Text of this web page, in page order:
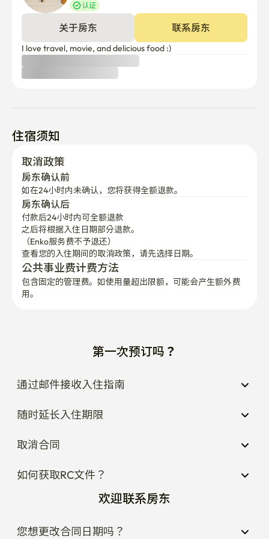
认证
关于房东 联系房东
I love travel, movie, and delicious food :)
住宿须知
取消政策
房东确认前
如在24小时内未确认，您将获得全额退款。
房东确认后
付款后24小时内可全额退款
之后将根据入住日期部分退款。
（Enko服务费不予退还）
查看您的入住期间的取消政策，请先选择日期。
公共事业费计费方法
包含固定的管理费。如使用量超出限额，可能会产生额外费
用。
第一次预订吗？
通过邮件接收入住指南
随时延长入住期限
取消合同
如何获取RC文件？
欢迎联系房东
您想更改合同日期吗？